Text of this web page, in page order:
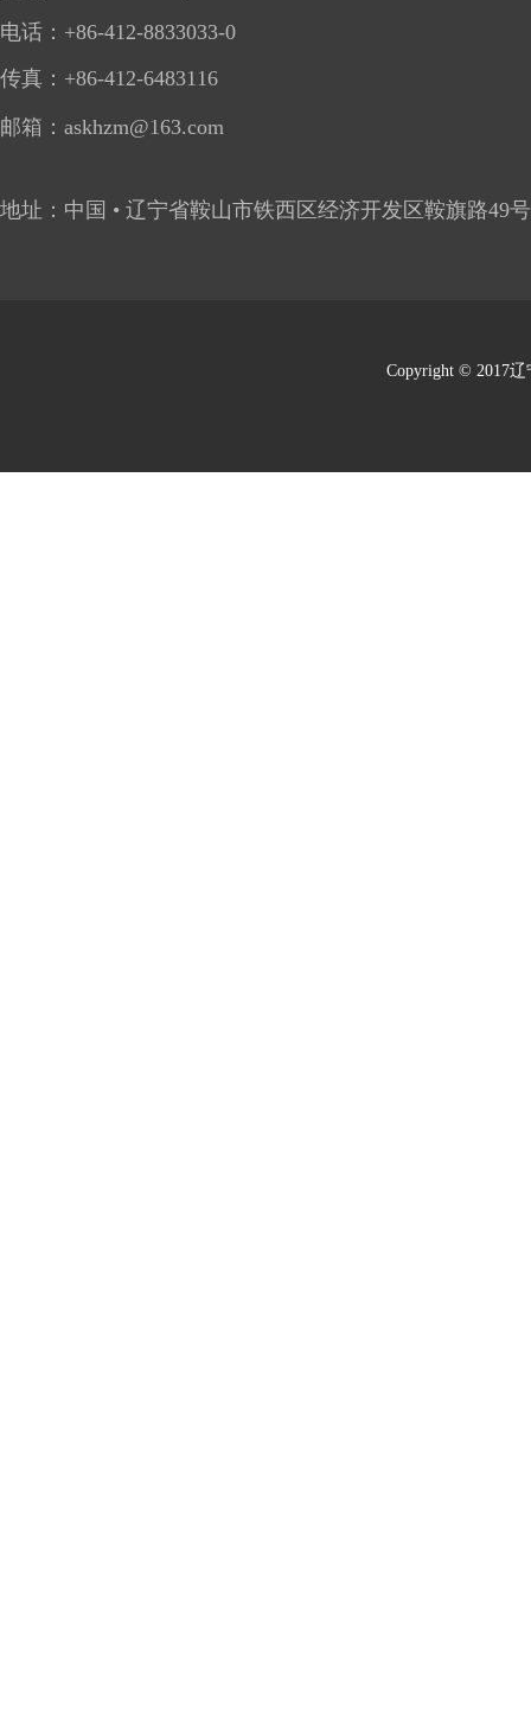
电话：+86-412-8833033-0
传真： +86-412-6483116
邮箱： askhzm@163.com
地址：中国 • 辽宁省鞍山市铁西区经济开发区鞍旗路49号
Copyright © 2017